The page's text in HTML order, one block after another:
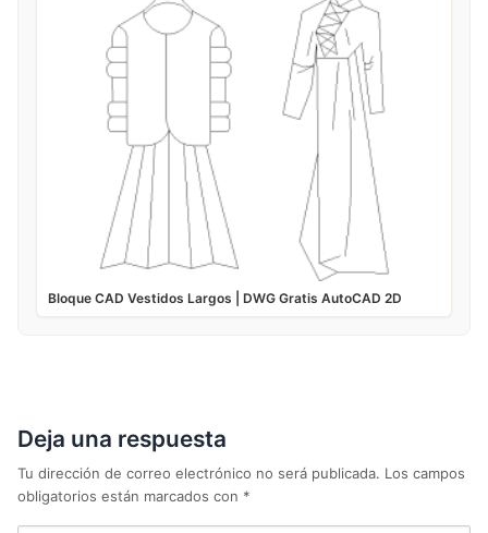
Bloque CAD Vestidos Largos | DWG Gratis AutoCAD 2D
Deja una respuesta
Tu dirección de correo electrónico no será publicada. Los campos
obligatorios están marcados con *